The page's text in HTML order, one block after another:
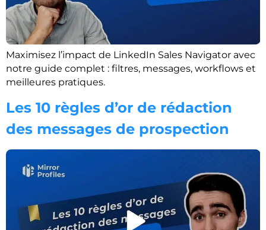
Maximisez l’impact de LinkedIn Sales Navigator avec
notre guide complet : filtres, messages, workflows et
meilleures pratiques.
Les 10 règles d’or de rédaction
des messages de prospection